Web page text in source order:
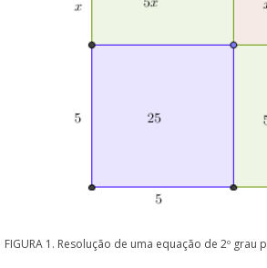
FIGURA 1. Resolução de uma equação de 2º